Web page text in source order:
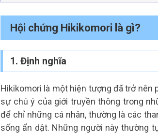
Hội chứng Hikikomori là gì?
1. Định nghĩa
Hikikomori là một hiện tượng đã trở nên
sự chú ý của giới truyền thông trong
để chỉ những cá nhân, thường là các
sống ẩn dật. Những người này thường